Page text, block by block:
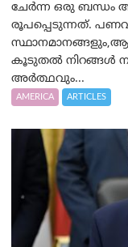
ചേർന്ന ഒരു ബന്ധം
രൂപപ്പെടുന്നത്.
കൂടുതൽ നിറങ്ങൾ
അർത്ഥവും...
AMERICA ARTICLES